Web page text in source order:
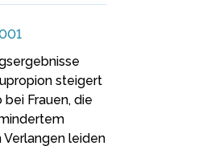
steigert
bei Frauen, die
Verlangen leiden